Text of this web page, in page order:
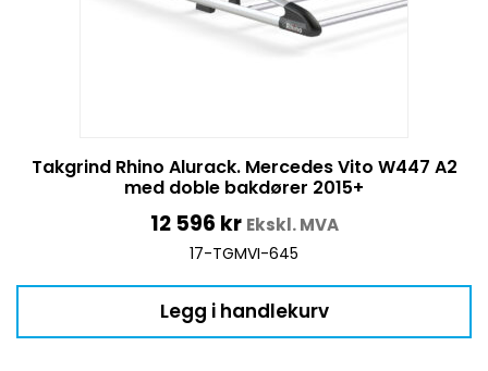
Takgrind Rhino Alurack. Mercedes Vito W447 A2
med doble bakdører 2015+
12 596 kr Ekskl. MVA
17-TGMVI-645
Legg i handlekurv